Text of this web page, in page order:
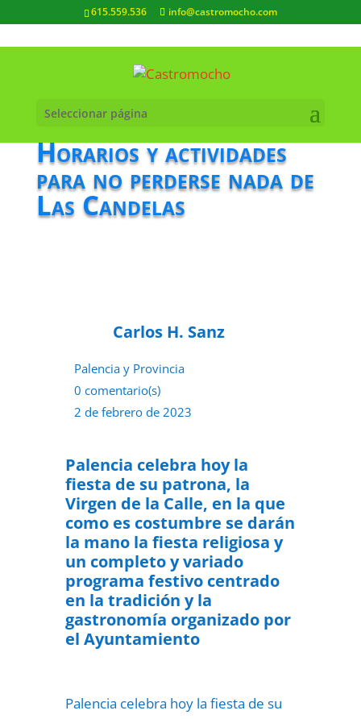
615.559.536 info@castromocho.com
Seleccionar página
Horarios y actividades
para no perderse nada de
Las Candelas
Carlos H. Sanz
Palencia y Provincia
0 comentario(s)
2 de febrero de 2023
Palencia celebra hoy la
fiesta de su patrona, la
Virgen de la Calle, en la que
como es costumbre se darán
la mano la fiesta religiosa y
un completo y variado
programa festivo centrado
en la tradición y la
gastronomía organizado por
el Ayuntamiento
Palencia celebra hoy la fiesta de su